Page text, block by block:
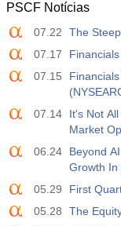
PSCF Notícias
07.22
The
07.17
07.15
07.14
It's Not
Market
06.24
Beyond
Growth In
05.29
First
05.28
The